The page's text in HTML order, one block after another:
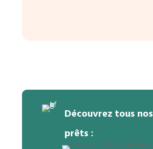
Découvrez tous nos
prêts :